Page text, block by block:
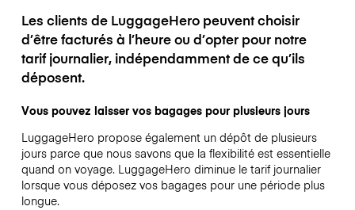
Les clients de LuggageHero peuvent choisir
d’être facturés à l’heure ou d’opter pour notre
tarif journalier, indépendamment de ce qu’ils
déposent.
Vous pouvez laisser vos bagages pour plusieurs jours
LuggageHero propose également un dépôt de plusieurs
jours parce que nous savons que la flexibilité est essentielle
quand on voyage. LuggageHero diminue le tarif journalier
lorsque vous déposez vos bagages pour une période plus
longue.